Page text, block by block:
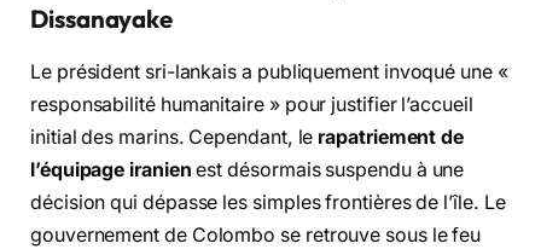
Dissanayake
Le président sri-lankais a publiquement invoqué une «
responsabilité humanitaire » pour justifier l’accueil
initial des marins. Cependant, le rapatriement de
l’équipage iranien est désormais suspendu à une
décision qui dépasse les simples frontières de l’île. Le
gouvernement de Colombo se retrouve sous le feu